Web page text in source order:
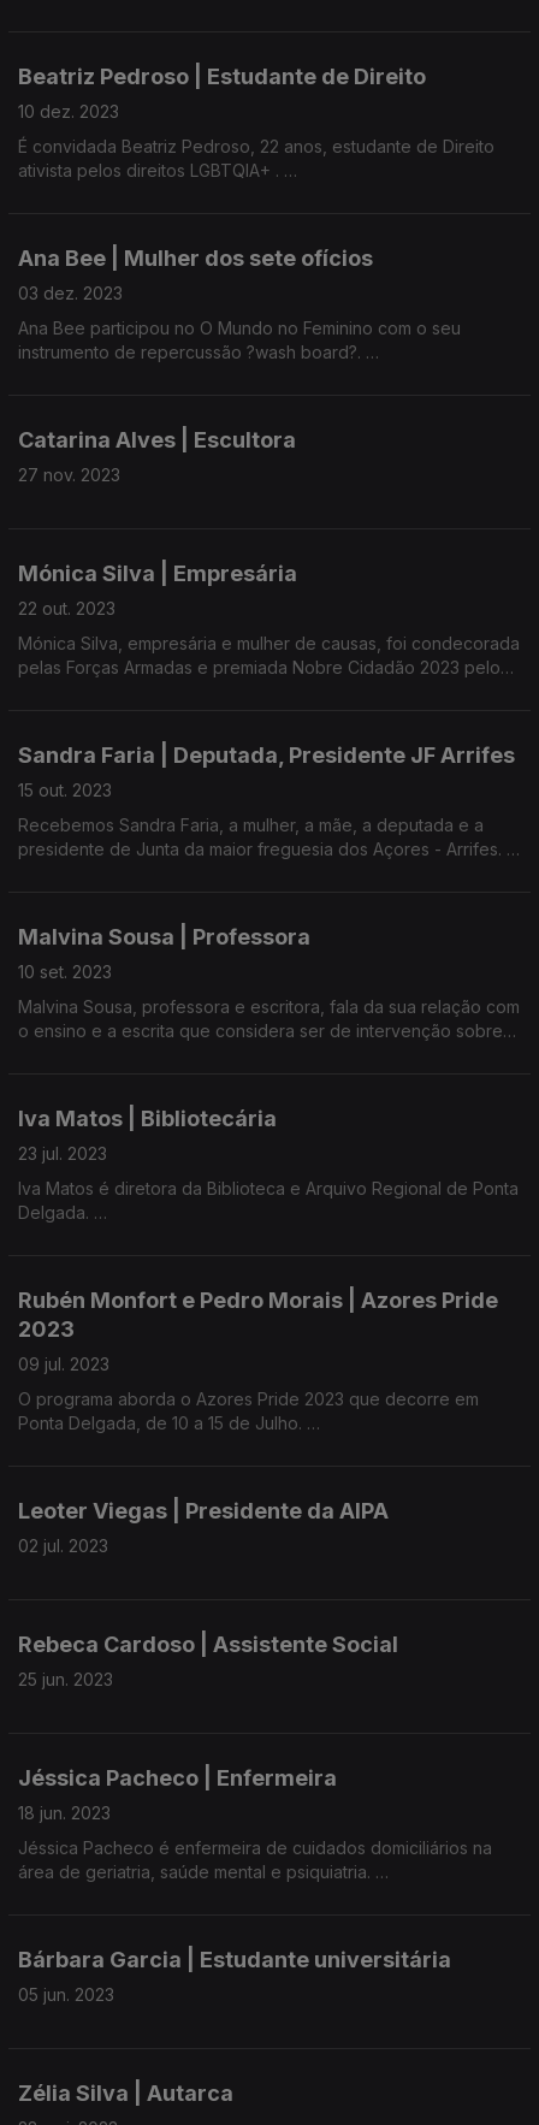
disciplina de Teatro, da Escola Secundária Domingos Rebelo,
em Ponta Delgada.
Sonoplastia de José Gamboa.
Programa coordenado por Ana Resendes e Maria José
.
Beatriz Pedroso | Estudante de Direito
10 dez. 2023
É convidada Beatriz Pedroso, 22 anos, estudante de Direito
ativista pelos direitos LGBTQIA+ .
Educação, está nos Açores no âmbito da campanha "16 Dias
de Ativismo pelo Fim da Violência contra as Mulheres" em
ações de formação e informação nas escolas e para técnicos
Ana Bee | Mulher dos sete ofícios
03 dez. 2023
Ana Bee participou no O Mundo no Feminino com o seu
instrumento de repercussão ?wash board?.
Catarina Alves | Escultora
27 nov. 2023
Mónica Silva | Empresária
22 out. 2023
Mónica Silva, empresária e mulher de causas, foi condecorada
pelas Forças Armadas e premiada Nobre Cidadão 2023 pelo
Sandra Faria | Deputada, Presidente JF Arrifes
15 out. 2023
Recebemos Sandra Faria, a mulher, a mãe, a deputada e a
presidente de Junta da maior freguesia dos Açores - Arrifes.
com a laboral e ainda a ténue sororidade feminina.
Malvina Sousa | Professora
10 set. 2023
Malvina Sousa, professora e escritora, fala da sua relação com
o ensino e a escrita que considera ser de intervenção sobre
Iva Matos | Bibliotecária
23 jul. 2023
Iva Matos é diretora da Biblioteca e Arquivo Regional de Ponta
Delgada.
pela biblioteca e deixa sugestões de leitura para as férias de
verão.
Com a participação habitual de Maria José Raposo, presidente
da UMAR/Açores.
Rubén Monfort e Pedro Morais | Azores Pride
2023
09 jul. 2023
O programa aborda o Azores Pride 2023 que decorre em
Ponta Delgada, de 10 a 15 de Julho.
do Walk and Talk, e Pedro Morais da Azores LGTT, ambos
organizadores do evento, falam de igualdade, diversidade e
da promoção da comunidade LGBTI+.
Leoter Viegas | Presidente da AIPA
02 jul. 2023
Rebeca Cardoso | Assistente Social
25 jun. 2023
Jéssica Pacheco | Enfermeira
18 jun. 2023
Jéssica Pacheco é enfermeira de cuidados domiciliários na
área de geriatria, saúde mental e psiquiatria.
vez que os números mostram que é necessária a participação
das mulheres na politica para evitar retrocessos nos direitos
adquiridos.
Bárbara Garcia | Estudante universitária
05 jun. 2023
Zélia Silva | Autarca